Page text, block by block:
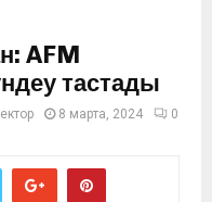
AFM
тастады
8 марта, 2024
0